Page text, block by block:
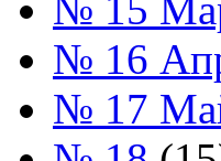
№ 16
№ 17